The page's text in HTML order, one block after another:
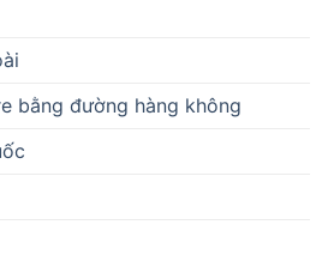
bằng đường hàng không